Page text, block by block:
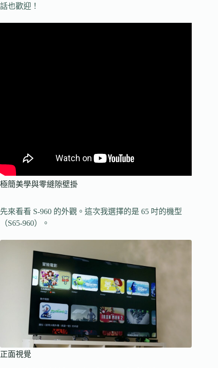
話也歡迎！
極簡美學與零縫隙壁掛
先來看看 S-960 的外觀。這次我選擇的是 65 吋的機型
（S65-960）。
正面視覺